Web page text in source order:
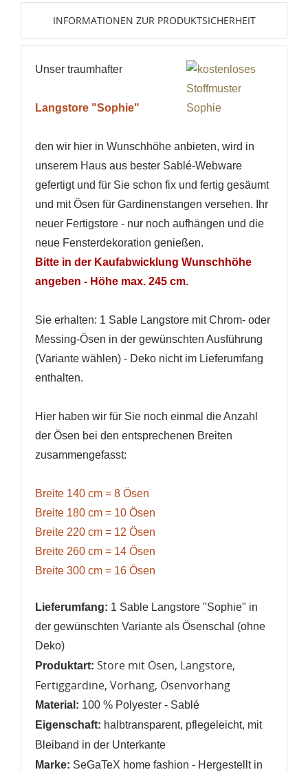
INFORMATIONEN ZUR PRODUKTSICHERHEIT
Unser traumhafter
Langstore "Sophie"
den wir hier in Wunschhöhe anbieten, wird in
unserem Haus aus bester Sablé-Webware
gefertigt und für Sie schon fix und fertig gesäumt
und mit Ösen für Gardinenstangen versehen. Ihr
neuer Fertigstore - nur noch aufhängen und die
neue Fensterdekoration genießen.
Bitte in der Kaufabwicklung Wunschhöhe
angeben - Höhe max. 245 cm.
Sie erhalten: 1 Sable Langstore mit Chrom- oder
Messing-Ösen in der gewünschten Ausführung
(Variante wählen) - Deko nicht im Lieferumfang
enthalten.
Hier haben wir für Sie noch einmal die Anzahl
der Ösen bei den entsprechenen Breiten
zusammengefasst:
Breite 140 cm = 8 Ösen
Breite 180 cm = 10 Ösen
Breite 220 cm = 12 Ösen
Breite 260 cm = 14 Ösen
Breite 300 cm = 16 Ösen
Lieferumfang: 1 Sable Langstore "Sophie" in
der gewünschten Variante als Ösenschal (ohne
Deko)
Produktart: Store mit Ösen, Langstore,
Fertiggardine, Vorhang, Ösenvorhang
Material: 100 % Polyester - Sablé
Eigenschaft: halbtransparent, pflegeleicht, mit
Bleiband in der Unterkante
Marke: SeGaTeX home fashion - Hergestellt in
AUF MEINE WUNSCHLISTE
add_circle_outline Neue Liste anlegen
WUNSCHLISTE ERSTELLEN
Name der Wunschliste
Wunschliste
ANMELDEN
Sie müssen angemeldet sein, um Artikel Ihrer
Anmelden